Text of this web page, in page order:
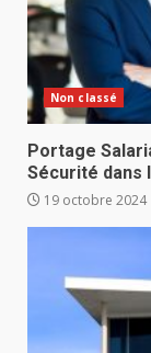
Non classé
Portage
Sécurité dans
19 octobre 2024